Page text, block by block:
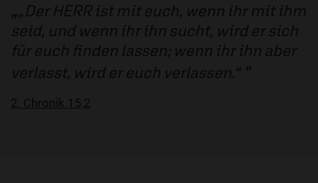
„Der HERR ist mit euch, wenn ihr mit ihm
seid, und wenn ihr ihn sucht, wird er sich
für euch finden lassen; wenn ihr ihn aber
verlasst, wird er euch verlassen.“
2. Chronik 15,2